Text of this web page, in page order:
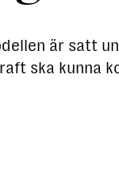
är satt
ska kunna